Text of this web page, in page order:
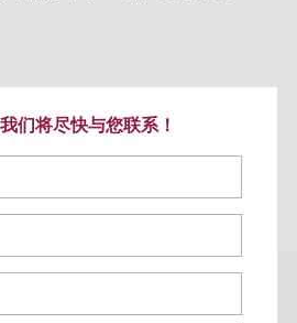
们将尽快与您联系！